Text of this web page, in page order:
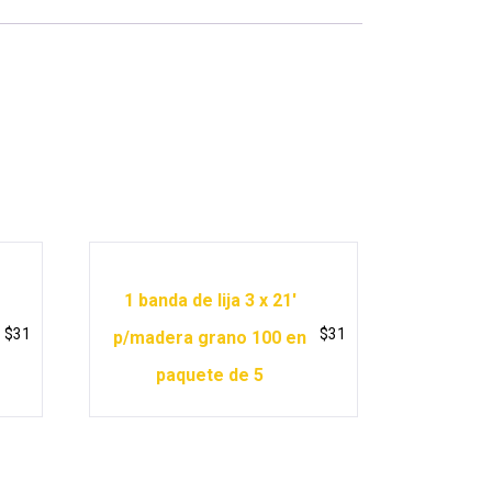
$31
1 banda de lija 3 x 21′
p/madera grano 100 en
paquete de 5
$31